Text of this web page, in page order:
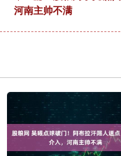
河南主帅不满